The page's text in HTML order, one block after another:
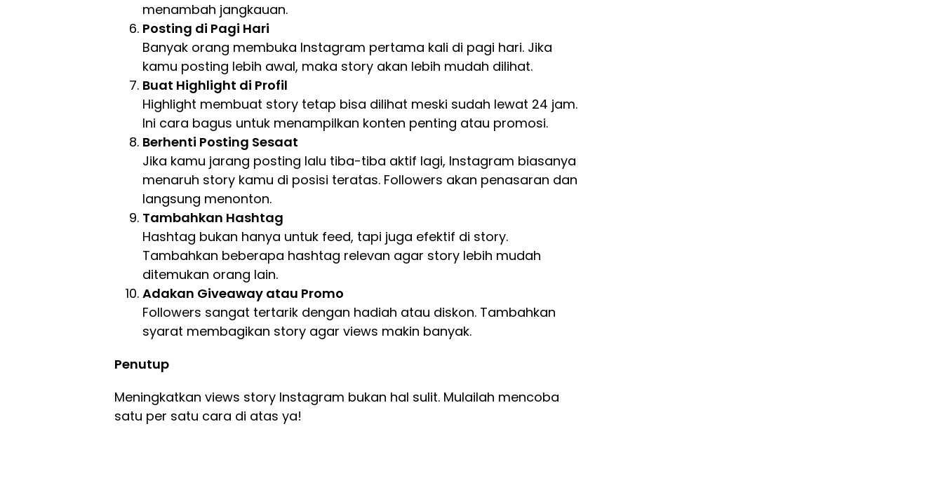
menambah jangkauan.
Posting di Pagi Hari
Banyak orang membuka Instagram pertama kali di pagi hari. Jika
kamu posting lebih awal, maka story akan lebih mudah dilihat.
Buat Highlight di Profil
Highlight membuat story tetap bisa dilihat meski sudah lewat 24 jam.
Ini cara bagus untuk menampilkan konten penting atau promosi.
Berhenti Posting Sesaat
Jika kamu jarang posting lalu tiba-tiba aktif lagi, Instagram biasanya
menaruh story kamu di posisi teratas. Followers akan penasaran dan
langsung menonton.
Tambahkan Hashtag
Hashtag bukan hanya untuk feed, tapi juga efektif di story.
Tambahkan beberapa hashtag relevan agar story lebih mudah
ditemukan orang lain.
Adakan Giveaway atau Promo
Followers sangat tertarik dengan hadiah atau diskon. Tambahkan
syarat membagikan story agar views makin banyak.
Penutup
Meningkatkan views story Instagram bukan hal sulit. Mulailah mencoba
satu per satu cara di atas ya!